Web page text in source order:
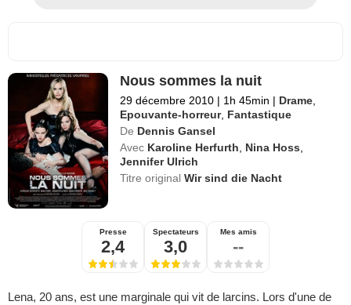
Nous sommes la nuit
29 décembre 2010 | 1h 45min | Drame
Epouvante-horreur, Fantastique
De Dennis Gansel
Avec Karoline Herfurth Nina Hoss
Jennifer Ulrich
Titre originalWir sind die Nacht
Presse
2,4
Spectateurs
3,0
Mes amis
--
Lena, 20 ans, est une marginale qui vit de larcins. Lors d'une de